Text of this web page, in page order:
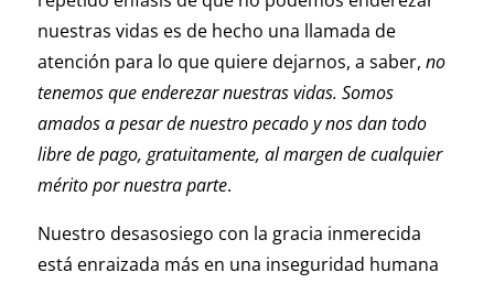
nuestras vidas es de hecho una llamada de
atención para lo que quiere dejarnos, a saber, no
tenemos que enderezar nuestras vidas. Somos
amados a pesar de nuestro pecado y nos dan todo
libre de pago, gratuitamente, al margen de cualquier
mérito por nuestra parte.
Nuestro desasosiego con la gracia inmerecida
está enraizada más en una inseguridad humana